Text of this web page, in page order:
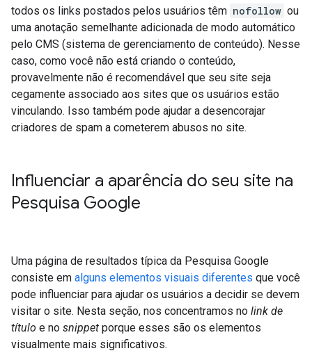
todos os links postados pelos usuários têm nofollow ou
uma anotação semelhante adicionada de modo automático
pelo CMS (sistema de gerenciamento de conteúdo). Nesse
caso, como você não está criando o conteúdo,
provavelmente não é recomendável que seu site seja
cegamente associado aos sites que os usuários estão
vinculando. Isso também pode ajudar a desencorajar
criadores de spam a cometerem abusos no site.
Influenciar a aparência do seu site na
Pesquisa Google
Uma página de resultados típica da Pesquisa Google
consiste em alguns elementos visuais diferentes que você
pode influenciar para ajudar os usuários a decidir se devem
visitar o site. Nesta seção, nos concentramos no link de
título e no snippet porque esses são os elementos
visualmente mais significativos.